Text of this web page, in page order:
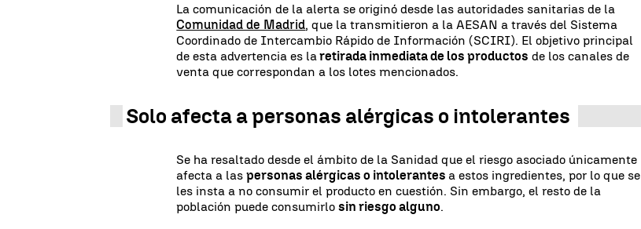
La comunicación de la alerta se originó desde las autoridades sanitarias de la
Comunidad de Madrid, que la transmitieron a la AESAN a través del Sistema
Coordinado de Intercambio Rápido de Información (SCIRI). El objetivo principal
de esta advertencia es la retirada inmediata de los productos de los canales de
venta que correspondan a los lotes mencionados.
Solo afecta a personas alérgicas o intolerantes
Se ha resaltado desde el ámbito de la Sanidad que el riesgo asociado únicamente
afecta a laspersonas alérgicas o intolerantes a estos ingredientes, por lo que se
les insta a no consumir el producto en cuestión. Sin embargo, el resto de la
población puede consumirlosin riesgo alguno.